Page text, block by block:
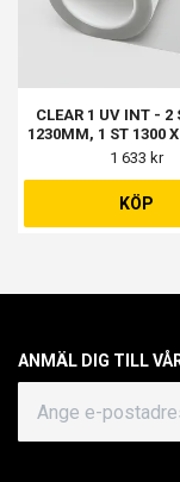
CLEAR 1 UV INT - 2
1230MM, 1 ST 1300
1 633 kr
KÖP
ANMÄL DIG TILL